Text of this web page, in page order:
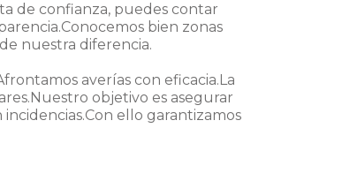
de confianza, puedes contar
bien zonas
nuestra diferencia.
averías con eficacia.La
objetivo es asegurar
ello garantizamos